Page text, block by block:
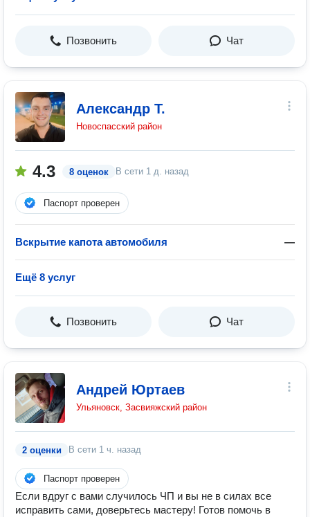
Позвонить Чат
Александр Т.
Новоспасский район
4.3 8 оценок В сети 1 д. назад
Паспорт проверен
Вскрытие капота автомобиля —
Ещё 8 услуг
Позвонить Чат
Андрей Юртаев
Ульяновск, Засвияжский район
2 оценки В сети 1 ч. назад
Паспорт проверен
Если вдруг с вами случилось ЧП и вы не в силах все
исправить сами, доверьтесь мастеру! Готов помочь в